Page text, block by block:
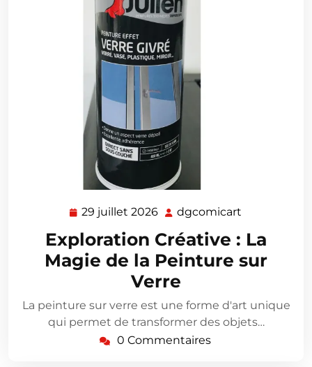
29 juillet 2026 29
juillet
2026
dgcomicart
Exploration Créative : La
Magie de la Peinture sur
Verre
La peinture sur verre est une forme d'art unique
qui permet de transformer des objets…
0 Commentaires